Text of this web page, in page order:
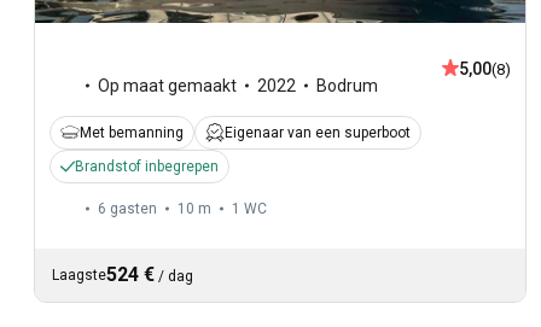
Op maat gemaakt 2022 Bodrum
5,00(8)
Met bemanning
Eigenaar van een superboot
Brandstof inbegrepen
6 gasten 10 m 1 WC
Laagste524 € / dag